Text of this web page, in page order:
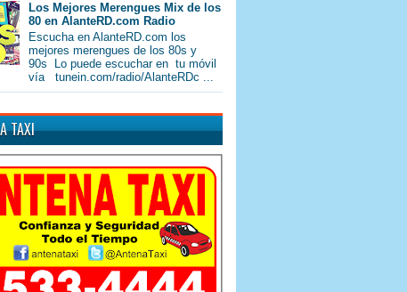
Los Mejores Merengues Mix de los
80 en AlanteRD.com Radio
Escucha en AlanteRD.com los
mejores merengues de los 80s y
90s Lo puede escuchar en tu móvil
vía tunein.com/radio/AlanteRDc ...
TAXI